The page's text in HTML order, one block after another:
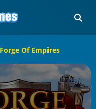
Forge Of Empires